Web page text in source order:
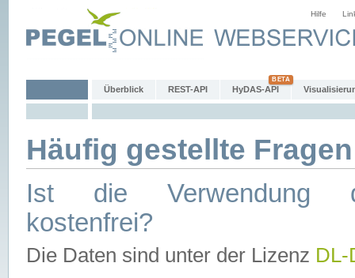
Hilfe
Überblick REST-API HyDAS-API
Häufig gestellte
Ist die Verwendung
kostenfrei?
Die Daten sind unter der Lizenz